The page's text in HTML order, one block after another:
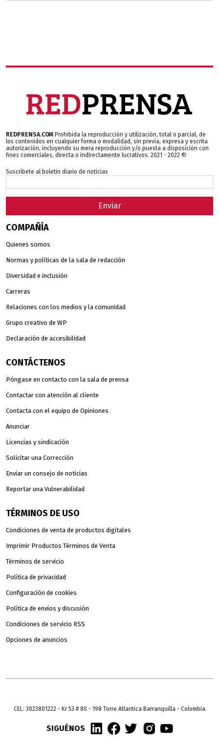
REDPRENSA.COM Prohibida la reproducción y utilización, total o parcial, de
los contenidos en cualquier forma o modalidad, sin previa, expresa y escrita
autorización, incluyendo su mera reproducción y/o puesta a disposición con
fines comerciales, directa o indirectamente lucrativos. 2021 - 2022 ©
Suscribete al boletin diario de noticias
Enviar
COMPAÑÍA
Quienes somos
Normas y políticas de la sala de redacción
Diversidad e inclusión
Carreras
Relaciones con los medios y la comunidad
Grupo creativo de WP
Declaración de accesibilidad
CONTÁCTENOS
Póngase en contacto con la sala de prensa
Contactar con atención al cliente
Contacta con el equipo de Opiniones
Anunciar
Licencias y sindicación
Solicitar una Corrección
Enviar un consejo de noticias
Reportar una Vulnerabilidad
TÉRMINOS DE USO
Condiciones de venta de productos digitales
Imprimir Productos Términos de Venta
Términos de servicio
Política de privacidad
Configuración de cookies
Política de envíos y discusión
Condiciones de servicio RSS
Opciones de anuncios
CEL: 3023801222 - Kr 53 # 80 - 198 Torre Atlantica Barranquilla - Colombia
SIGUÉNOS